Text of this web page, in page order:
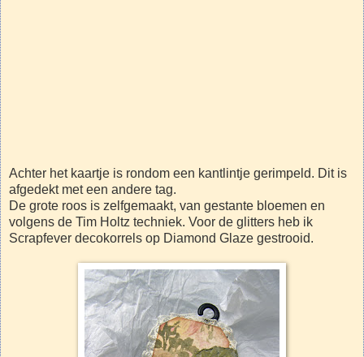
Achter het kaartje is rondom een kantlintje gerimpeld. Dit is
afgedekt met een andere tag.
De grote roos is zelfgemaakt, van gestante bloemen en
volgens de Tim Holtz techniek. Voor de glitters heb ik
Scrapfever decokorrels op Diamond Glaze gestrooid.